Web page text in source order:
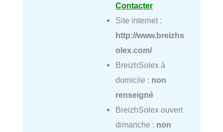
Contacter
Site internet :
http://www.breizhs
olex.com/
BreizhSolex à
domicile : non
renseigné
BreizhSolex ouvert
dimanche : non